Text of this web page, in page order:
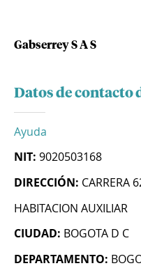
Gabserrey S A S
Datos de contacto
Ayuda
NIT: 9020503168
DIRECCIÓN: CARRERA
HABITACION AUXILIAR
CIUDAD: BOGOTA D C
DEPARTAMENTO: